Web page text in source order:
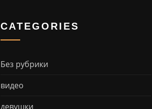
CATEGORIES
Без рубрики
видео
девушки